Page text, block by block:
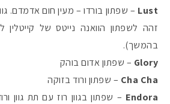
Lust – שפתון בורדו – מעין חום אדמדם.
זהה לשפתון הוואנה נייטס של קייטלין
בהמשך).
Glory – שפתון אדום בוהק
Cha Cha – שפתון ורוד בזוקה
Endora – שפתון בגוון רוז עם תת גוון